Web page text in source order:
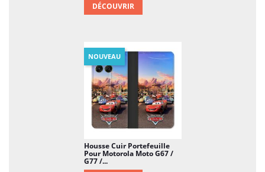
DÉCOUVRIR
Housse Cuir Portefeuille
Pour Motorola Moto G67 /
G77 /...
NOUVEAU